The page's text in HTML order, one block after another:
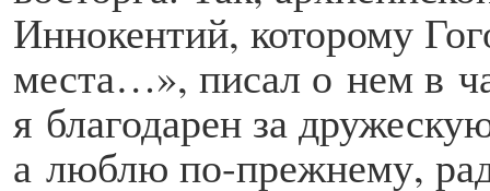
Иннокентий, которому
места…», писал о нем в
я благодарен за
а люблю по-прежнему,